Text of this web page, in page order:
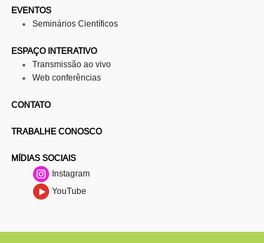
EVENTOS
Seminários Científicos
ESPAÇO INTERATIVO
Transmissão ao vivo
Web conferências
CONTATO
TRABALHE CONOSCO
MÍDIAS SOCIAIS
Instagram
YouTube